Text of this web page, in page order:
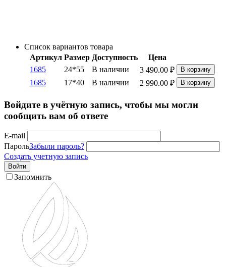
Список вариантов товара
Артикул Размер Доступность
Цена
1685
24*55 В наличии 3 490.00 ₽ В корзину
1685 17*40 В наличии 2 990.00 ₽ В корзину
Войдите в учётную запись, чтобы мы могли
сообщить вам об ответе
E-mail
ПарольЗабыли пароль?
Создать учетную запись
Войти
Запомнить